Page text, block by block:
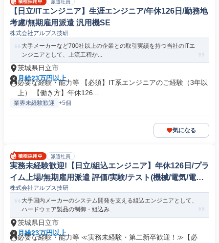
派遣社員
【日立/ITエンジニア】生涯エンジニア/年休126日/勤務地
考慮/無期雇用派遣 汎用機SE
株式会社アルプス技研
大手メーカーなど700社以上の企業との取引実績を持つ当社のITエ
ンジニアとして、上流工程か...
茨城県日立市
月給23万円以上
必要な経験・能力等 【必須】IT系エンジニアのご経験（3年以
上） 【働き方】年休126...
業界未経験歓迎 +5個
気になる
派遣社員
実務未経験歓迎!【日立/組込エンジニア】年休126日/プラ
イム上場/無期雇用派遣 評価/実験/テスト(機械/電気/電子
製品専門職)
株式会社アルプス技研
大手国内メーカーのシステム開発を支える組込エンジニアとして、
ハードウェア製品の制御・組込み...
茨城県日立市
月給23万円以上
必要な経験・能力等 ≪実務未経験・第二新卒歓迎！≫【必